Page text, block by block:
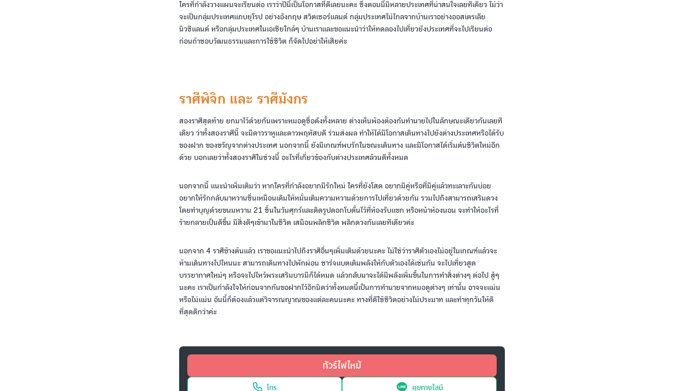
ใครที่กำลังวางแผนจะเรียนต่อ เราว่าปีนี้เป็นโอกาสที่ดีเลยนะคะ ซึ่งตอนนี้มีหลายประเทศที่น่าสนใจเลยทีเดียว ไม่ว่า
จะเป็นกลุ่มประเทศแถบยุโรป อย่างอังกฤษ สวิตเซอร์แลนด์ กลุ่มประเทศไม่ไกลจากบ้านเราอย่างออสเตรเลีย
นิวซีแลนด์ หรือกลุ่มประเทศในเอเชียใกล้ๆ บ้านเราและขอแนะนำว่าให้ทดลองไปเที่ยวยังประเทศที่จะไปเรียนต่อ
ก่อนถ้าชอบวัฒนธรรมและการใช้ชีวิต ก็จัดไปอย่าให้เสียค่ะ
ราศีพิจิก และ ราศีมังกร
สองราศีสุดท้าย ยกมาไว้ด้วยกันเพราะหมอดูชื่อดังทั้งหลาย ต่างเห็นพ้องต้องกันทำนายไปในลักษณะเดียวกันเลยที
เดียว ว่าทั้งสองราศีนี้ จะมีดาวราหูและดาวพฤหัสบดี ร่วมส่งผล ทำให้ได้มีโอกาสเดินทางไปยังต่างประเทศหรือได้รับ
ของฝาก ของขวัญจากต่างประเทศ นอกจากนี้ ยังมีเกณฑ์พบรักในขณะเดินทาง และมีโอกาสได้เริ่มต้นชีวิตใหม่อีก
ด้วย บอกเลยว่าทั้งสองราศีในช่วงนี้ อะไรที่เกี่ยวข้องกับต่างประเทศล้วนดีทั้งหมด
นอกจากนี้ แนะนำเพิ่มเติมว่า หากใครที่กำลังอยากมีรักใหม่ ใครที่ยังโสด อยากมีคู่หรือที่มีคู่แล้วทะเลาะกันบ่อย
อยากให้รักกลับมาหวานชื่นเหมือนเดิมให้หมั่นเติมความหวานด้วยการไปเที่ยวด้วยกัน รวมไปถึงสามารถเสริมดวง
โดยทำบุญด้วยขนมหวาน 21 ชิ้นในวันศุกร์และติดรูปดอกโบตั๋นไว้ที่ห้องรับแขก หรือหน้าห้องนอน จะทำให้อะไรที่
ร้ายกลายเป็นดีขึ้น มีสิ่งดีๆเข้ามาในชีวิต เสมือนพลิกชีวิต พลิกดวงกันเลยทีเดียวค่ะ
นอกจาก 4 ราศีข้างต้นแล้ว เราขอแนะนำไปถึงราศีอื่นๆเพิ่มเติมด้วยนะคะ ไม่ใช่ว่าราศีตัวเองไม่อยู่ในเกณฑ์แล้วจะ
ห้ามเดินทางไปไหนนะ สามารถเดินทางไปพักผ่อน ชาร์จแบตเติมพลังให้กับตัวเองได้เช่นกัน จะไปเที่ยวสูด
บรรยากาศใหม่ๆ หรือจะไปไหว้พระเสริมบารมีก็ได้หมด แล้วกลับมาจะได้มีพลังเพิ่มขึ้นในการทำสิ่งต่างๆ ต่อไป สู้ๆ
นะคะ เราเป็นกำลังใจให้ก่อนจากกันขอฝากไว้อีกนิดว่าทั้งหมดนี้เป็นการทำนายจากหมอดูต่างๆ เท่านั้น อาจจะแม่น
หรือไม่แม่น อันนี้ก็ต้องแล้วแต่วิจารณญาณของแต่ละคนนะคะ ทางที่ดีใช้ชีวิตอย่างไม่ประมาท และทำทุกวันให้ดี
ที่สุดดีกว่าค่ะ
ทัวร์ไฟไหม้
โทร คุยทางไลน์